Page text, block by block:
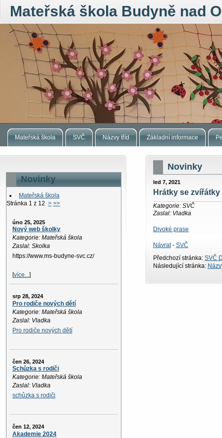
Mateřská škola Budyně nad
Mateřská škola SVČ Názvy tříd Základní informace
Novinky
Mateřská škola
Stránka 1 z 12 > >>
úno 25, 2025
Nový web školky
Kategorie: Mateřská škola
Zaslal: Skolka
https://www.ms-budyne-svc.cz/
[více...]
srp 28, 2024
Pro rodiče nových dětí
Kategorie: Mateřská škola
Zaslal: Vladka
Pro rodiče nových dětí
čen 26, 2024
Schůzka s rodiči
Kategorie: Mateřská škola
Zaslal: Vladka
schůzka s rodiči
čen 12, 2024
Akademie 2024
Novinky
led 7, 2021
Hrátky se
Kategorie: SVČ
Zaslal: Vladka
Divoké prase
Návrat- SVČ
Předchozí stránka: SVČ
Následující stránka: